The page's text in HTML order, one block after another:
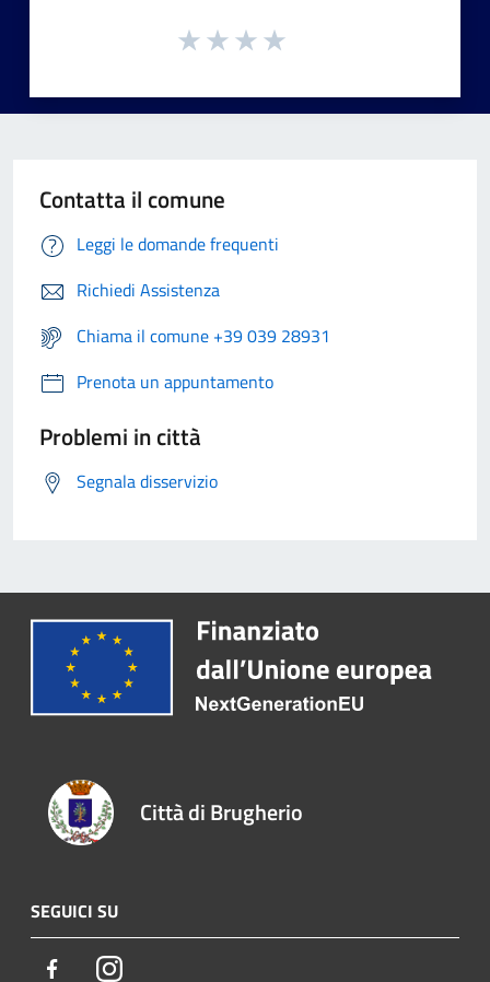
Contatta il comune
Leggi le domande frequenti
Richiedi Assistenza
Chiama il comune +39 039 28931
Prenota un appuntamento
Problemi in città
Segnala disservizio
Città di Brugherio
SEGUICI SU
FacebookInstagram